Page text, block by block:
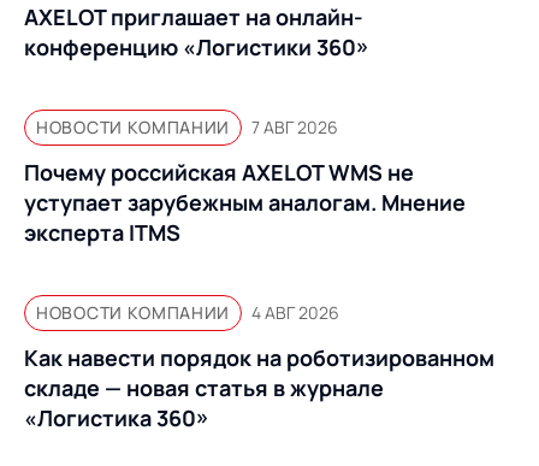
AXELOT приглашает на онлайн-
конференцию «Логистики 360»
НОВОСТИ КОМПАНИИ 7 АВГ 2026
Почему российская AXELOT WMS не
уступает зарубежным аналогам. Мнение
эксперта ITMS
НОВОСТИ КОМПАНИИ 4 АВГ 2026
Как навести порядок на роботизированном
складе — новая статья в журнале
«Логистика 360»